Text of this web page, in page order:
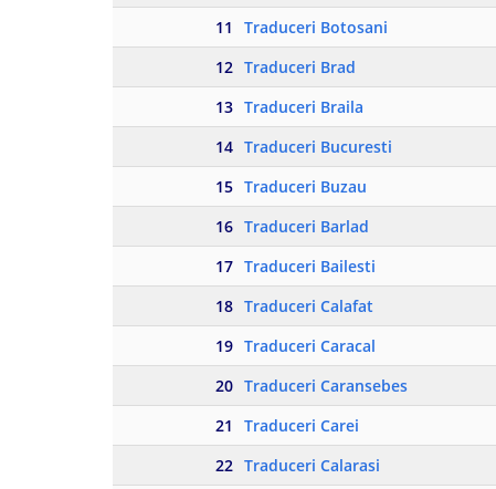
11
Traduceri Botosani
12 Traduceri Brad
13 Traduceri Braila
14 Traduceri Bucuresti
15 Traduceri Buzau
16 Traduceri Barlad
17 Traduceri Bailesti
18 Traduceri Calafat
19 Traduceri Caracal
20 Traduceri Caransebes
21
Traduceri Carei
22 Traduceri Calarasi